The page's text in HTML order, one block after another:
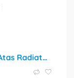
Upper Tank Plastik Atas Radiator Nissan Grand Livina, Livina, X-Gear, dan Juke